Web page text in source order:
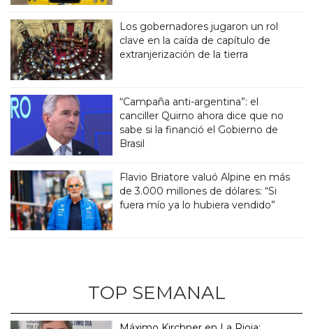
Los gobernadores jugaron un rol
clave en la caída de capítulo de
extranjerización de la tierra
“Campaña anti-argentina”: el
canciller Quirno ahora dice que no
sabe si la financió el Gobierno de
Brasil
Flavio Briatore valuó Alpine en más
de 3.000 millones de dólares: “Si
fuera mío ya lo hubiera vendido”
TOP SEMANAL